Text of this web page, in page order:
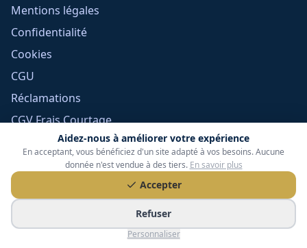
Aidez-nous à améliorer votre expérience
En acceptant, vous bénéficiez d'un site adapté à vos besoins. Aucune
donnée n'est vendue à des tiers. En savoir plus
Accepter
Refuser
Personnaliser
Mentions légales
Confidentialité
Cookies
CGU
Réclamations
CGV Frais Courtage
Méthodologie
Devoir de conseil
Gérer mes cookies